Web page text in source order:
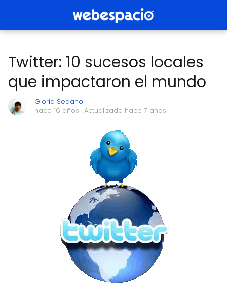
Twitter: 10 sucesos locales
que impactaron el mundo
Gloria Sedano
hace 16 años · Actualizado hace 7 años